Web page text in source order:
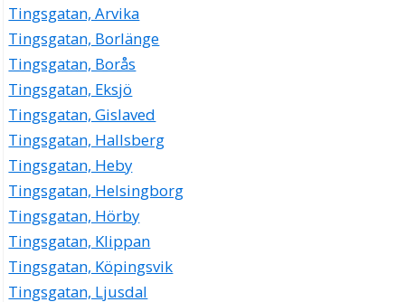
Tingsgatan, Arvika
Tingsgatan, Borlänge
Tingsgatan, Borås
Tingsgatan, Eksjö
Tingsgatan, Gislaved
Tingsgatan, Hallsberg
Tingsgatan, Heby
Tingsgatan, Helsingborg
Tingsgatan, Hörby
Tingsgatan, Klippan
Tingsgatan, Köpingsvik
Tingsgatan, Ljusdal